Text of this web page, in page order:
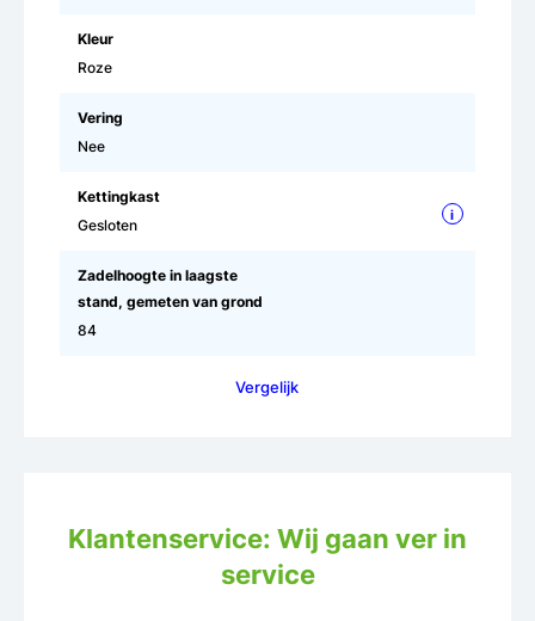
Kleur
Roze
Vering
Nee
Kettingkast
Gesloten
i
Zadelhoogte in laagste
stand, gemeten van grond
84
Vergelijk
Klantenservice: Wij gaan ver in
service